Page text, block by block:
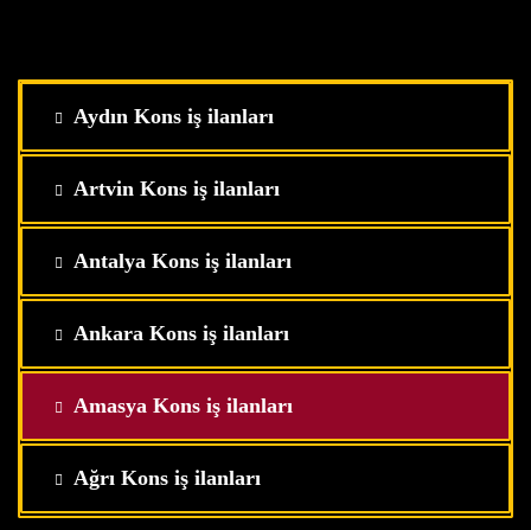
Aydın Kons iş ilanları
Artvin Kons iş ilanları
Antalya Kons iş ilanları
Ankara Kons iş ilanları
Amasya Kons iş ilanları
Ağrı Kons iş ilanları